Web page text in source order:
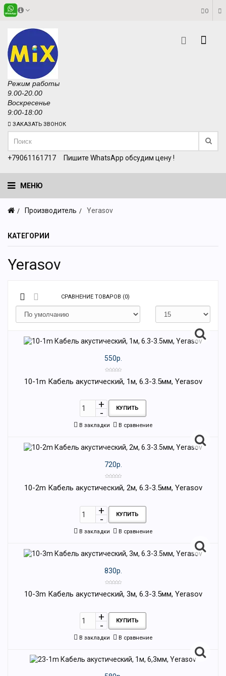
0
Режим работы
9.00-20.00
Воскресенье
9:00-18:00
ЗАКАЗАТЬ ЗВОНОК
+79061161717 Пишите WhatsApp обсудим цену !
МЕНЮ
Производитель Yerasov
КАТЕГОРИИ
Yerasov
СРАВНЕНИЕ ТОВАРОВ (0)
550р.
10-1m Кабель акустический, 1м, 6.3-3.5мм, Yerasov
КУПИТЬ
В закладки В сравнение
720р.
10-2m Кабель акустический, 2м, 6.3-3.5мм, Yerasov
КУПИТЬ
В закладки В сравнение
830р.
10-3m Кабель акустический, 3м, 6.3-3.5мм, Yerasov
КУПИТЬ
В закладки В сравнение